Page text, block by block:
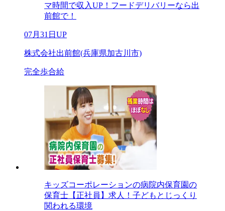
マ時間で収入UP！フードデリバリーなら出
前館で！
07月31日UP
株式会社出前館(兵庫県加古川市)
完全歩合給
キッズコーポレーションの病院内保育園の
保育士【正社員】求人！子どもとじっくり
関われる環境